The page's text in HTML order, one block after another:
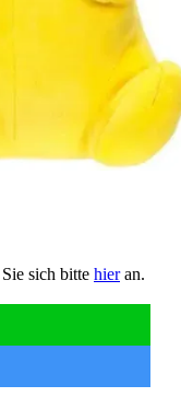
sich bitte hieran.